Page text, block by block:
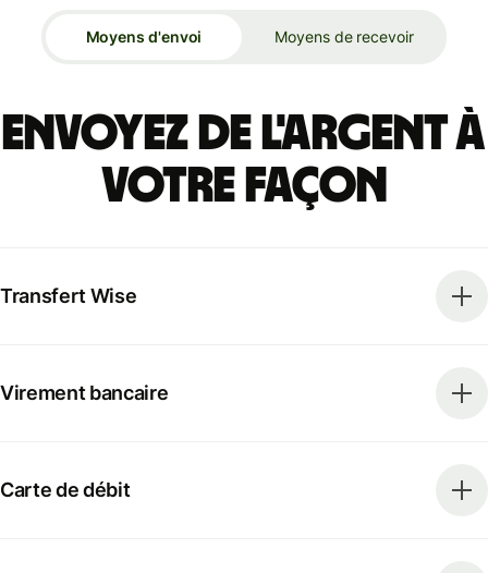
Moyens d'envoi Moyens de recevoir
Envoyez de l'argent à
votre façon
Transfert Wise
Virement bancaire
Carte de débit